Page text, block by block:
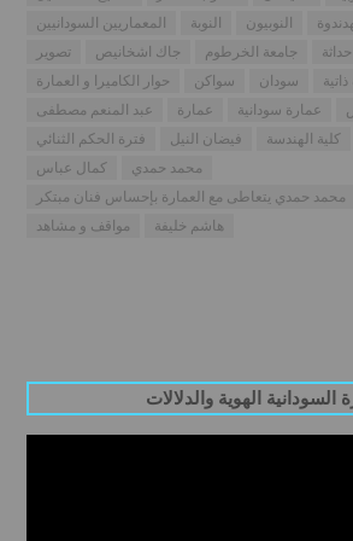
المعماريين السودانيين
النوبة النوبيون
تصوير
جاك اشخانيص جامعة الخرطوم
حداثة
حوار الكاميرا و العمارة
سواكن سودان
عبد المنعم مصطفى
عمارة عمارة سودانية
فترة الحكم الثنائي
فيضان النيل كلية الهندسة
كمال عباس
محمد حمدي
محمد حمدي يتعاطى مع العمارة بإحساس فنان مبتكر
مواقف و مشاهد
هاشم خليفة
السودانية الهوية والدلالات